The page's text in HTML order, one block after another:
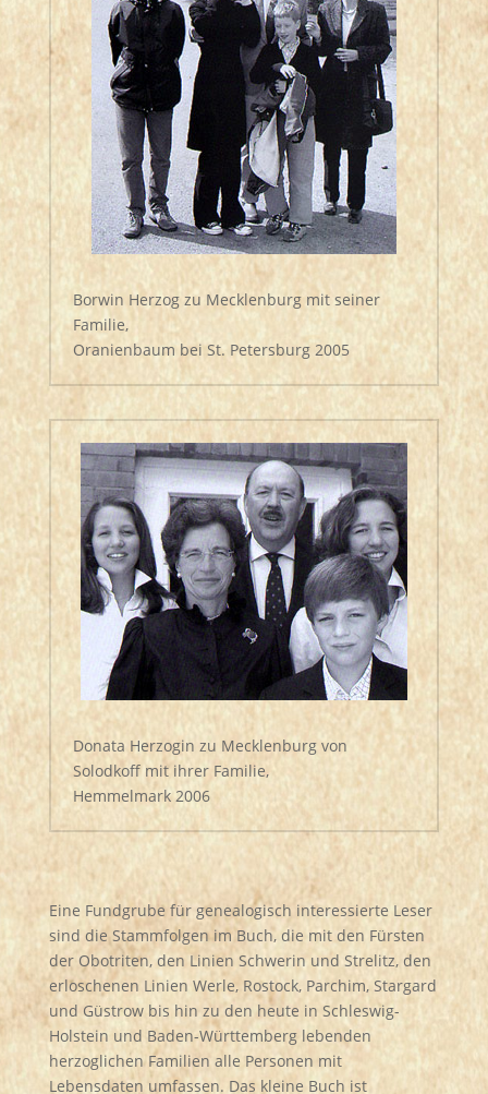
Borwin Herzog zu Mecklenburg mit seiner
Familie,
Oranienbaum bei St. Petersburg 2005
Donata Herzogin zu Mecklenburg von
Solodkoff mit ihrer Familie,
Hemmelmark 2006
Eine Fundgrube für genealogisch interessierte Leser
sind die Stammfolgen im Buch, die mit den Fürsten
der Obotriten, den Linien Schwerin und Strelitz, den
erloschenen Linien Werle, Rostock, Parchim, Stargard
und Güstrow bis hin zu den heute in Schleswig-
Holstein und Baden-Württemberg lebenden
herzoglichen Familien alle Personen mit
Lebensdaten umfassen. Das kleine Buch ist